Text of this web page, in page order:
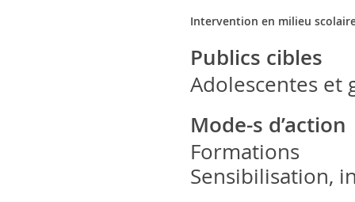
Intervention en milieu
Publics cibles
Adolescentes et
Mode-s d’action
Formations
Sensibilisation,